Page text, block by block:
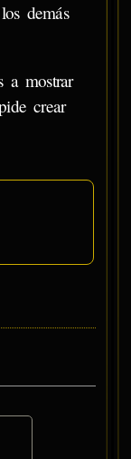
demás
a mostrar
crear